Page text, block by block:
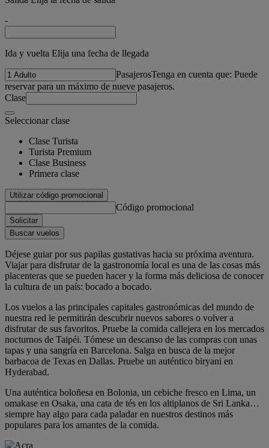
-
Ida y vuelta Elija una fecha de llegada
PasajerosTenga en cuenta que: Puede
reservar para un máximo de nueve pasajeros.
Clase
Seleccionar clase
Clase Turista
Turista Premium
Clase Business
Primera clase
Utilizar código promocional
Código promocional
Solicitar
Buscar vuelos
Déjese guiar por sus papilas gustativas hacia su próxima aventura.
Viajar para disfrutar de la gastronomía local es una de las cosas más
placenteras que se pueden hacer y la forma más deliciosa de conocer
la cultura de un país: bocado a bocado.
Los vuelos a las principales capitales gastronómicas del mundo de
nuestra red le permitirán descubrir nuevos sabores o volver a
disfrutar de sus favoritos. Pruebe la comida callejera en los mercados
nocturnos de Taipéi. Tómese un descanso de las compras con unas
tapas y una sangría en Barcelona. Salga en busca de la mejor
barbacoa de Texas en Dallas. Pruebe un auténtico biryani en
Hyderabad.
Una auténtica boloñesa en Bolonia, un cebiche fresco en Lima, un
omakase en Osaka, una cata de tés en los altiplanos de Sri Lanka…
siempre hay algo para cada paladar en nuestros destinos más
populares para los amantes de la comida.